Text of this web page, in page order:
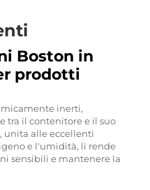
Boston in
prodotti
inerti,
tra il contenitore e il suo
unita alle eccellenti
e l'umidità, li rende
sensibili e mantenere la